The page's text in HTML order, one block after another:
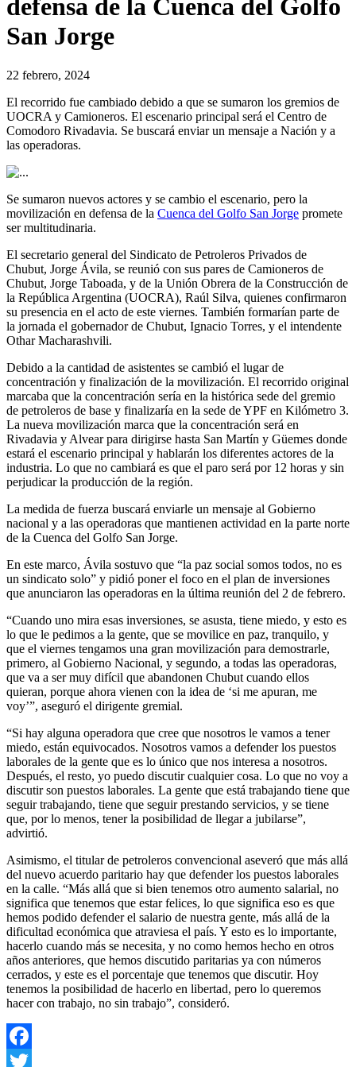
defensa de la Cuenca del Golfo
San Jorge
22 febrero, 2024
El recorrido fue cambiado debido a que se sumaron los gremios de
UOCRA y Camioneros. El escenario principal será el Centro de
Comodoro Rivadavia. Se buscará enviar un mensaje a Nación y a
las operadoras.
Se sumaron nuevos actores y se cambio el escenario, pero la
movilización en defensa de la Cuenca del Golfo San Jorge promete
ser multitudinaria.
El secretario general del Sindicato de Petroleros Privados de
Chubut, Jorge Ávila, se reunió con sus pares de Camioneros de
Chubut, Jorge Taboada, y de la Unión Obrera de la Construcción de
la República Argentina (UOCRA), Raúl Silva, quienes confirmaron
su presencia en el acto de este viernes. También formarían parte de
la jornada el gobernador de Chubut, Ignacio Torres, y el intendente
Othar Macharashvili.
Debido a la cantidad de asistentes se cambió el lugar de
concentración y finalización de la movilización. El recorrido original
marcaba que la concentración sería en la histórica sede del gremio
de petroleros de base y finalizaría en la sede de YPF en Kilómetro 3.
La nueva movilización marca que la concentración será en
Rivadavia y Alvear para dirigirse hasta San Martín y Güemes donde
estará el escenario principal y hablarán los diferentes actores de la
industria. Lo que no cambiará es que el paro será por 12 horas y sin
perjudicar la producción de la región.
La medida de fuerza buscará enviarle un mensaje al Gobierno
nacional y a las operadoras que mantienen actividad en la parte norte
de la Cuenca del Golfo San Jorge.
En este marco, Ávila sostuvo que “la paz social somos todos, no es
un sindicato solo” y pidió poner el foco en el plan de inversiones
que anunciaron las operadoras en la última reunión del 2 de febrero.
“Cuando uno mira esas inversiones, se asusta, tiene miedo, y esto es
lo que le pedimos a la gente, que se movilice en paz, tranquilo, y
que el viernes tengamos una gran movilización para demostrarle,
primero, al Gobierno Nacional, y segundo, a todas las operadoras,
que va a ser muy difícil que abandonen Chubut cuando ellos
quieran, porque ahora vienen con la idea de ‘si me apuran, me
voy’”, aseguró el dirigente gremial.
“Si hay alguna operadora que cree que nosotros le vamos a tener
miedo, están equivocados. Nosotros vamos a defender los puestos
laborales de la gente que es lo único que nos interesa a nosotros.
Después, el resto, yo puedo discutir cualquier cosa. Lo que no voy a
discutir son puestos laborales. La gente que está trabajando tiene que
seguir trabajando, tiene que seguir prestando servicios, y se tiene
que, por lo menos, tener la posibilidad de llegar a jubilarse”,
advirtió.
Asimismo, el titular de petroleros convencional aseveró que más allá
del nuevo acuerdo paritario hay que defender los puestos laborales
en la calle. “Más allá que si bien tenemos otro aumento salarial, no
significa que tenemos que estar felices, lo que significa eso es que
hemos podido defender el salario de nuestra gente, más allá de la
dificultad económica que atraviesa el país. Y esto es lo importante,
hacerlo cuando más se necesita, y no como hemos hecho en otros
años anteriores, que hemos discutido paritarias ya con números
cerrados, y este es el porcentaje que tenemos que discutir. Hoy
tenemos la posibilidad de hacerlo en libertad, pero lo queremos
hacer con trabajo, no sin trabajo”, consideró.
Facebook